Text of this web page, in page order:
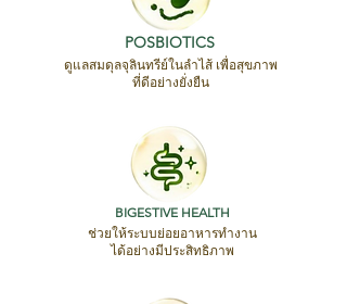
POSBIOTICS
ดูแลสมดุลจุลินทรีย์ในลำไส้ เพื่อสุขภาพ
ที่ดีอย่างยั่งยืน
BIGESTIVE HEALTH
ช่วยให้ระบบย่อยอาหารทำงาน
ได้อย่างมีประสิทธิภาพ